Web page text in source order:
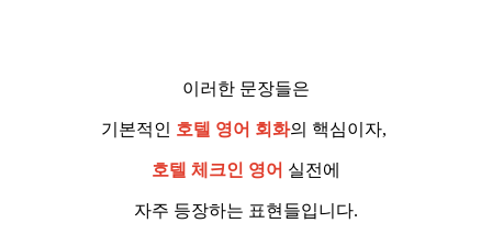
이러한 문장들은
기본적인 호텔 영어 회화의 핵심이자,
호텔 체크인 영어 실전에
자주 등장하는 표현들입니다.